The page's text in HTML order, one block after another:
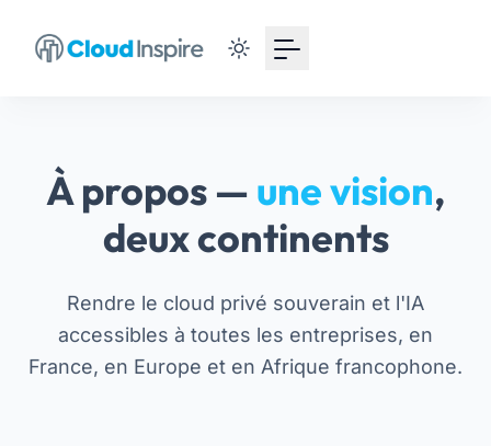
À propos — une vision,
deux continents
Rendre le cloud privé souverain et l'IA
accessibles à toutes les entreprises, en
France, en Europe et en Afrique francophone.